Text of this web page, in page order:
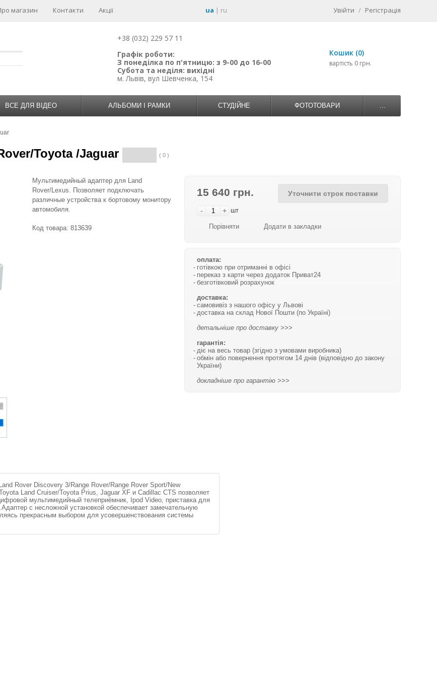
магазин Контакти Акції ua | ru Увійти / Регістрація
+38 (032) 229 57 11
Графік роботи:
З понеділка по п'ятницю: з 9-00 до 16-00
Субота та неділя: вихідні
м. Львів, вул Шевченка, 154
Кошик (0)
вартість 0 грн.
ВСЕ ДЛЯ ВІДЕО АЛЬБОМИ І РАМКИ СТУДІЙНЕ ФОТОТОВАРИ ...
Toyota /Jaguar ( 0 )
15 640 грн.
- + шт
Уточнити строк поставки
Порівняти Додати в закладки
оплата:
готівкою при отриманні в офісі
переказ з карти через додаток Приват24
безготівковий розрахунок
доставка:
самовивіз з нашого офісу у Львові
доставка на склад Нової Пошти (по Україні)
детальніше про доставку >>>
гарантія:
діє на весь товар (згідно з умовами виробника)
обмін або повернення протягом 14 днів (відповідно до закону
України)
докладніше про гарантію >>>
Мультимедийный адаптер для Land
Rover/Lexus. Позволяет подключать
различные устройства к бортовому монитору
автомобиля.
Код товара: 813639
Rover Discovery 3/Range Rover/Range Rover Sport/New
Land Cruiser/Toyota Prius, Jaguar XF и Cadillac CTS позволяет
мультимедийный телеприёмник, Ipod Video, приставка для
с несложной установкой обеспечивает замечательную
прекрасным выбором для усовершенствования системы